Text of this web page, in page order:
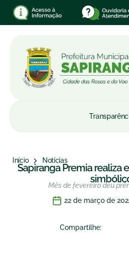
Início Notícias
Sapiranga Premia realiza
Mês de fevereiro deu
22 de março de
Compartilhe: